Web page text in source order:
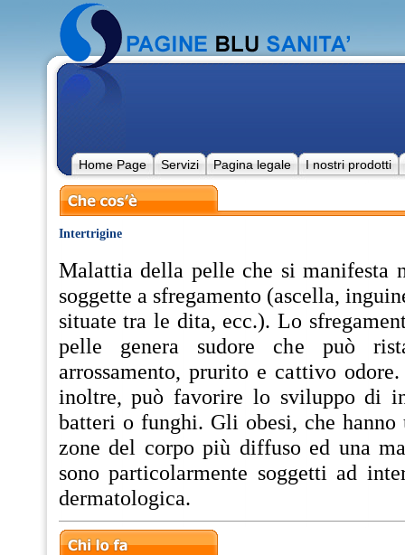
Home Page Servizi Pagina legale I nostri prodotti
Intertrigine
Malattia della pelle che si manifesta
soggette a sfregamento (ascella,
situate tra le dita, ecc.). Lo
pelle genera sudore che può
arrossamento, prurito e cattivo
inoltre, può favorire lo sviluppo di
batteri o funghi. Gli obesi, che hanno
zone del corpo più diffuso ed una
sono particolarmente soggetti ad
dermatologica.